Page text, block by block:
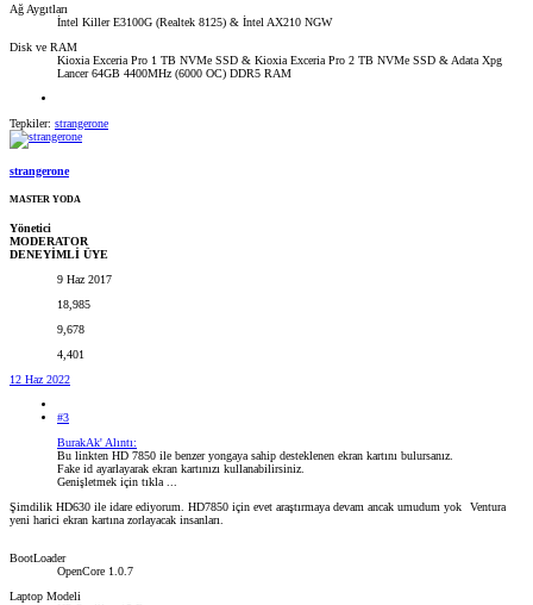
Ağ Aygıtları
İntel Killer E3100G (Realtek 8125) & İntel AX210 NGW
Disk ve RAM
Kioxia Exceria Pro 1 TB NVMe SSD & Kioxia Exceria Pro 2 TB NVMe SSD & Adata Xpg
Lancer 64GB 4400MHz (6000 OC) DDR5 RAM
Tepkiler: strangerone
strangerone
MASTER YODA
Yönetici
MODERATOR
DENEYİMLİ ÜYE
9 Haz 2017
18,985
9,678
4,401
12 Haz 2022
#3
BurakAk' Alıntı:
Bu linkten HD 7850 ile benzer yongaya sahip desteklenen ekran kartını bulursanız.
Fake id ayarlayarak ekran kartınızı kullanabilirsiniz.
Genişletmek için tıkla ...
Şimdilik HD630 ile idare ediyorum. HD7850 için evet araştırmaya devam ancak umudum yok
Ventura
yeni harici ekran kartına zorlayacak insanları.
BootLoader
OpenCore 1.0.7
Laptop Modeli